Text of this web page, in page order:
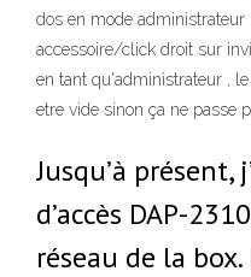
dos en mode
accessoire/click droit sur
en tant qu'administrateur ,
etre vide sinon ça ne passe
Jusqu’à
d’accès DAP-
réseau de la